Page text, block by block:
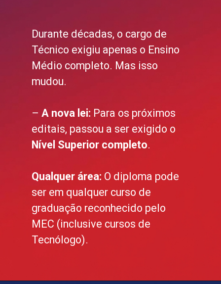
Durante décadas, o cargo de
Técnico exigiu apenas o Ensino
Médio completo. Mas isso
mudou.
–A nova lei: Para os próximos
editais, passou a ser exigido o
Nível Superior completo.
Qualquer área: O diploma pode
ser em qualquer curso de
graduação reconhecido pelo
MEC (inclusive cursos de
Tecnólogo).